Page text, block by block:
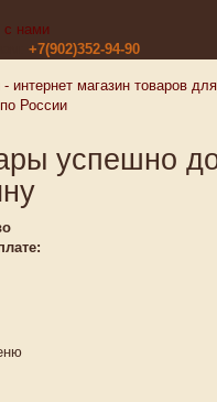
с нами
+7(902)352-94-90
успешно